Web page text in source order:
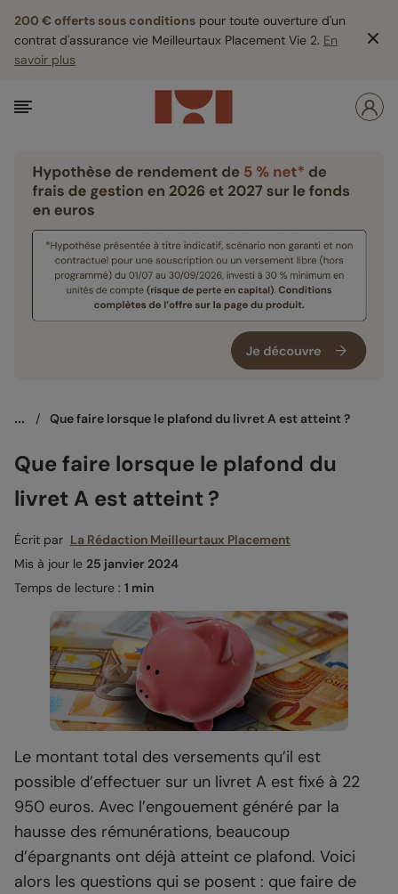
200 € offerts sous conditions pour toute ouverture d'un
contrat d'assurance vie Meilleurtaux Placement Vie 2. En
savoir plus
... / Que faire lorsque le plafond du livret A est atteint ?
Que faire lorsque le plafond du
livret A est atteint ?
Écrit par La Rédaction Meilleurtaux Placement
Mis à jour le 25 janvier 2024
Temps de lecture : 1 min
Le montant total des versements qu’il est
possible d’effectuer sur un livret A est fixé à 22
950 euros. Avec l’engouement généré par la
hausse des rémunérations, beaucoup
d’épargnants ont déjà atteint ce plafond. Voici
alors les questions qui se posent : que faire de